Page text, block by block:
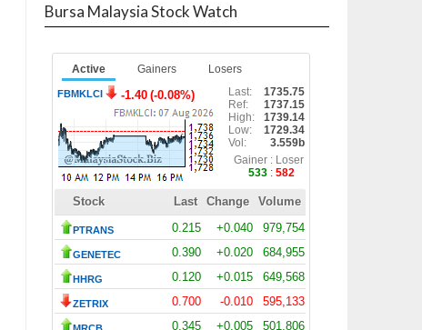
Bursa Malaysia Stock Watch